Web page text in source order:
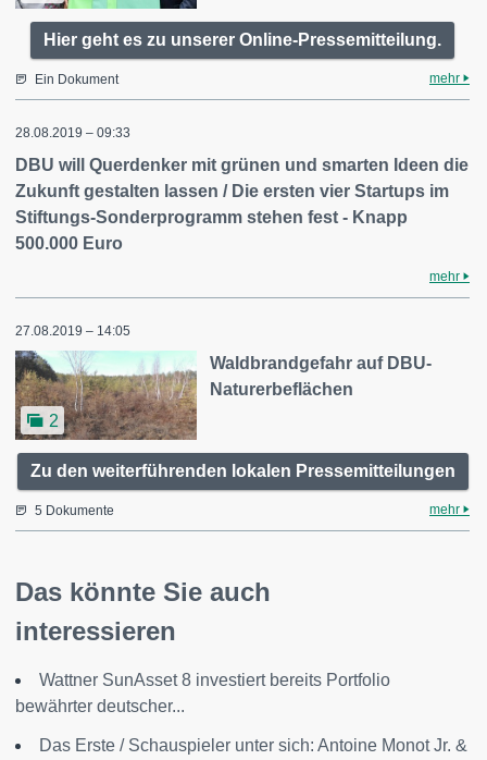
Hier geht es zu unserer Online-Pressemitteilung.
Ein Dokument mehr
28.08.2019 – 09:33
DBU will Querdenker mit grünen und smarten Ideen die
Zukunft gestalten lassen / Die ersten vier Startups im
Stiftungs-Sonderprogramm stehen fest - Knapp
500.000 Euro
mehr
27.08.2019 – 14:05
2
Waldbrandgefahr auf DBU-
Naturerbeflächen
Zu den weiterführenden lokalen Pressemitteilungen
5 Dokumente mehr
Das könnte Sie auch
interessieren
Wattner SunAsset 8 investiert bereits Portfolio
bewährter deutscher...
Das Erste / Schauspieler unter sich: Antoine Monot Jr. &